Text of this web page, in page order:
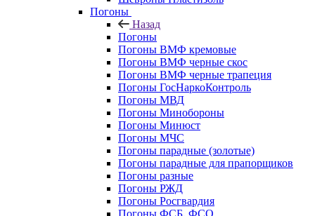
Погоны
Назад
Погоны
Погоны ВМФ кремовые
Погоны ВМФ черные скос
Погоны ВМФ черные трапеция
Погоны ГосНаркоКонтроль
Погоны МВД
Погоны Минобороны
Погоны Минюст
Погоны МЧС
Погоны парадные (золотые)
Погоны парадные для прапорщиков
Погоны разные
Погоны РЖД
Погоны Росгвардия
Погоны ФСБ, ФСО